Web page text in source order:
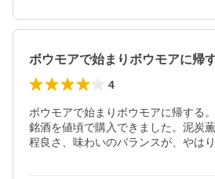
4
ボウモアで始まりボウモアに帰する
銘酒を値頃で購入できました。泥炭
程良さ、味わいのバランスが、やはり